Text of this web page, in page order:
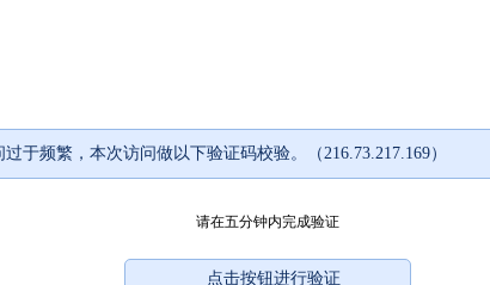
过于频繁，本次访问做以下验证码校验。（216.73.217.169）
请在五分钟内完成验证